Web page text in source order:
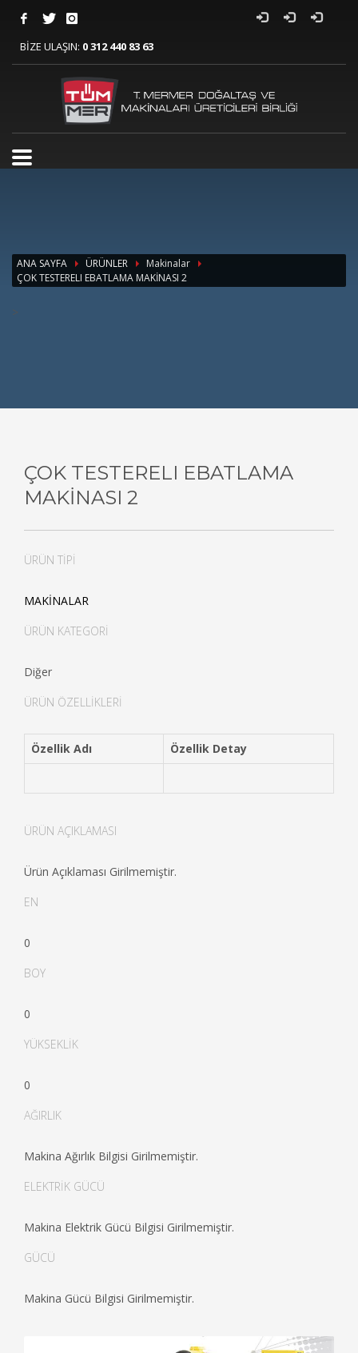
BİZE ULAŞIN: 0 312 440 83 63
ANA SAYFA ÜRÜNLER
Makinalar
ÇOK TESTERELI EBATLAMA MAKİNASI 2
>
ÇOK TESTERELI EBATLAMA
MAKİNASI 2
ÜRÜN TİPİ
MAKİNALAR
ÜRÜN KATEGORİ
Diğer
ÜRÜN ÖZELLİKLERİ
Özellik Adı Özellik Detay
ÜRÜN AÇIKLAMASI
Ürün Açıklaması Girilmemiştir.
EN
0
BOY
0
YÜKSEKLİK
0
AĞIRLIK
Makina Ağırlık Bilgisi Girilmemiştir.
ELEKTRİK GÜCÜ
Makina Elektrik Gücü Bilgisi Girilmemiştir.
GÜCÜ
Makina Gücü Bilgisi Girilmemiştir.